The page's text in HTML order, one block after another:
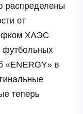
распределены
от
ХАЭС
футбольных
«ENERGY» в
теперь